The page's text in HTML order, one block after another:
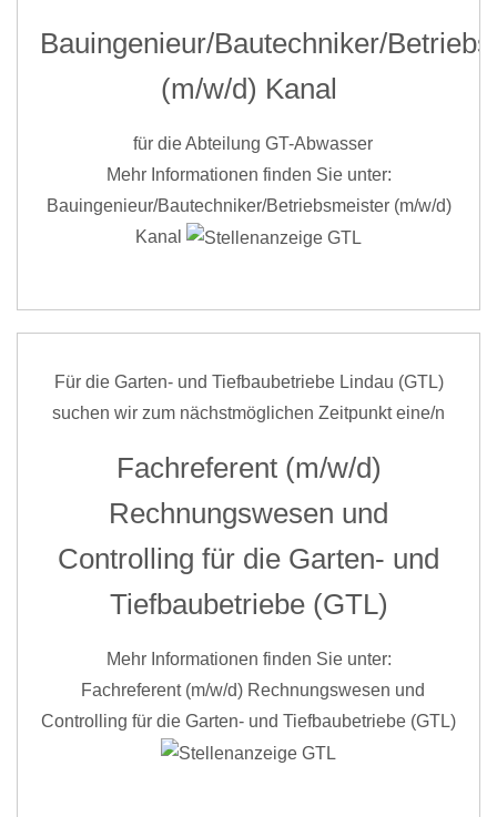
Bauingenieur/Bautechniker/
(m/w/d) Kanal
für die Abteilung GT-Abwasser
Mehr Informationen finden Sie unter:
Bauingenieur/Bautechniker/Betriebsmeister (m/w/d)
Kanal
Für die Garten- und Tiefbaubetriebe Lindau (GTL)
suchen wir zum nächstmöglichen Zeitpunkt eine/n
Fachreferent (m/w/d)
Rechnungswesen und
Controlling für die Garten- und
Tiefbaubetriebe (GTL)
Mehr Informationen finden Sie unter:
Fachreferent (m/w/d) Rechnungswesen und
Controlling für die Garten- und Tiefbaubetriebe (GTL)